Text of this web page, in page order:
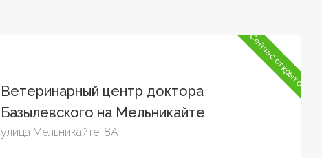
Сейчас открыто
Ветеринарный центр доктора
Базылевского на Мельникайте
улица Мельникайте, 8А